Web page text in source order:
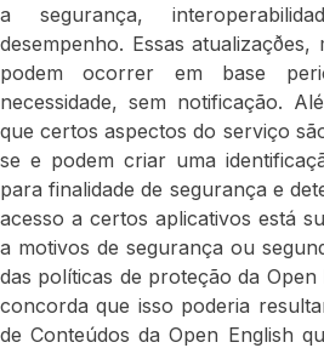
a segurança,
desempenho. Essas atualizaçðes,
podem ocorrer em base
necessidade, sem notificação.
que certos aspectos do serviço
se e podem criar uma
para finalidade de segurança e
acesso a certos aplicativos está
a motivos de segurança ou
das políticas de proteção da Open
concorda que isso poderia
de Conteúdos da Open English